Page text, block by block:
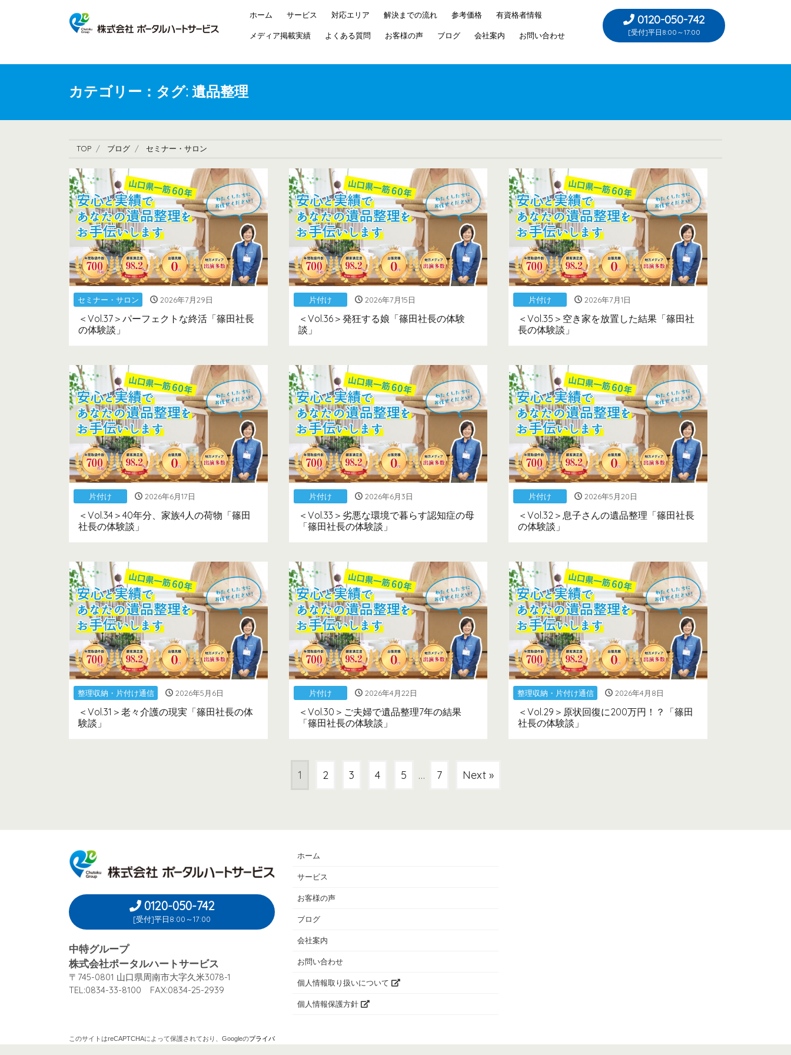
ホーム サービス 対応エリア 解決までの流れ 参考価格 有資格者情報
メディア掲載実績 よくある質問 お客様の声 ブログ 会社案内 お問い合わせ
0120-050-742
[受付]平日8:00～17:00
カテゴリー：タグ: 遺品整理
TOP ブログ セミナー・サロン
セミナー・サロン 2026年7月29日
＜Vol.37＞パーフェクトな終活「篠田社長
の体験談」
片付け 2026年7月15日
＜Vol.36＞発狂する娘「篠田社長の体験
談」
片付け 2026年7月1日
＜Vol.35＞空き家を放置した結果「篠田社
長の体験談」
片付け 2026年6月17日
＜Vol.34＞40年分、家族4人の荷物「篠田
社長の体験談」
片付け 2026年6月3日
＜Vol.33＞劣悪な環境で暮らす認知症の母
「篠田社長の体験談」
片付け 2026年5月20日
＜Vol.32＞息子さんの遺品整理「篠田社長
の体験談」
整理収納・片付け通信 2026年5月6日
＜Vol.31＞老々介護の現実「篠田社長の体
験談」
片付け 2026年4月22日
＜Vol.30＞ご夫婦で遺品整理7年の結果
「篠田社長の体験談」
整理収納・片付け通信 2026年4月8日
＜Vol.29＞原状回復に200万円！？「篠田
社長の体験談」
1 2 3 4 5 … 7 Next »
0120-050-742
[受付]平日8:00～17:00
中特グループ
株式会社ポータルハートサービス
〒745-0801 山口県周南市大字久米3078-1
TEL:0834-33-8100 FAX:0834-25-2939
ホーム
サービス
お客様の声
ブログ
会社案内
お問い合わせ
個人情報取り扱いについて
個人情報保護方針
このサイトはreCAPTCHAによって保護されており、 Googleのプライバ